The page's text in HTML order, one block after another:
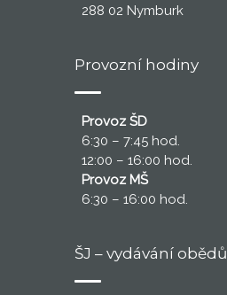
288 02 Nymburk
Provozní hodiny
Provoz ŠD
6:30 – 7:45 hod.
12:00 – 16:00 hod.
Provoz MŠ
6:30 – 16:00 hod.
ŠJ – vydávání obědů